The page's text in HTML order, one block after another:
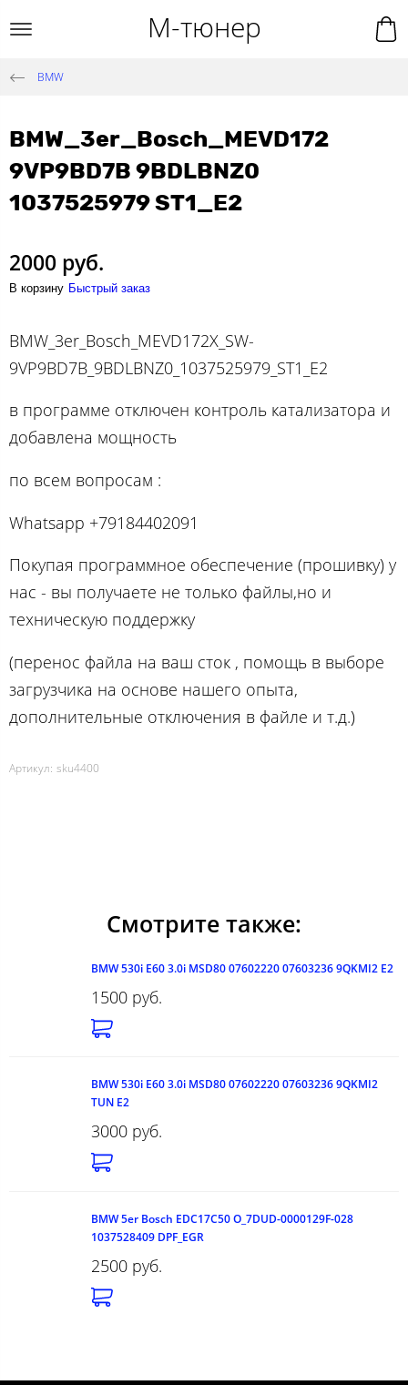
М-тюнер
BMW
BMW_3er_Bosch_MEVD172
9VP9BD7B 9BDLBNZ0
1037525979 ST1_E2
2000 руб.
В корзину Быстрый заказ
BMW_3er_Bosch_MEVD172X_SW-
9VP9BD7B_9BDLBNZ0_1037525979_ST1_E2
в программе отключен контроль катализатора и
добавлена мощность
по вcем вопросам :
Whatsapp +79184402091
Покупая программное обеспечение (прошивку) у
нас - вы получаете не только файлы,но и
техническую поддержку
(перенос файла на ваш сток , помощь в выборе
загрузчика на основе нашего опыта,
дополнительные отключения в файле и т.д.)
Артикул: sku4400
Смотрите также:
BMW 530i E60 3.0i MSD80 07602220 07603236 9QKMI2 E2
1500 руб.
BMW 530i E60 3.0i MSD80 07602220 07603236 9QKMI2
TUN E2
3000 руб.
BMW 5er Bosch EDC17C50 O_7DUD-0000129F-028
1037528409 DPF_EGR
2500 руб.